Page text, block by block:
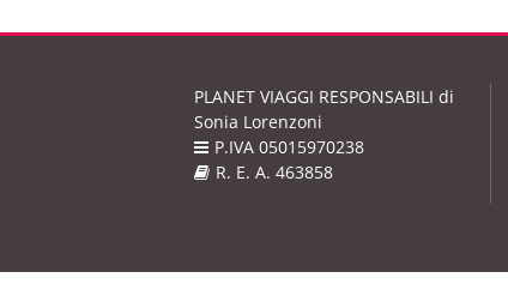
PLANET VIAGGI RESPONSABILI di
Sonia Lorenzoni
P.IVA 05015970238
R. E. A. 463858